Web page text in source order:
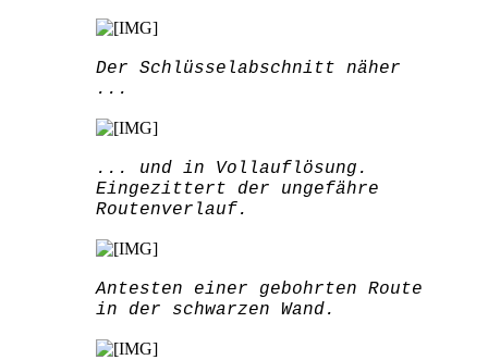
Der Schlüsselabschnitt näher
...
... und in Vollauflösung.
Eingezittert der ungefähre
Routenverlauf.
Antesten einer gebohrten Route
in der schwarzen Wand.